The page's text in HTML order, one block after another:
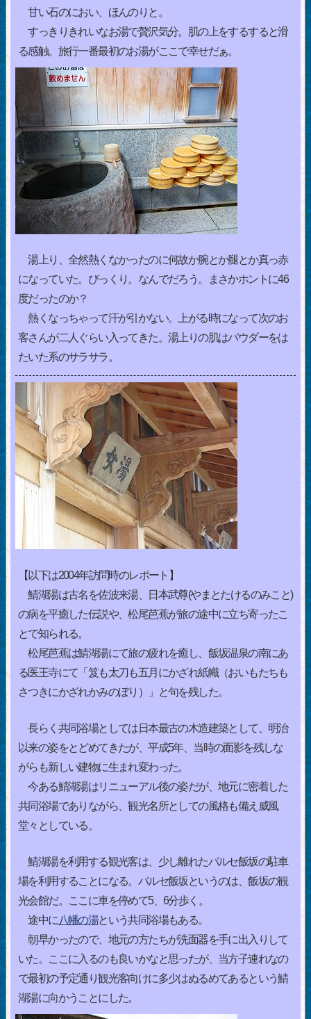
甘い石のにおい、ほんのりと。
すっきりきれいなお湯で贅沢気分。肌の上をするすると滑
る感触。旅行一番最初のお湯がここで幸せだぁ。
湯上り、全然熱くなかったのに何故か腕とか腿とか真っ赤
になっていた。びっくり。なんでだろう。まさかホントに46
度だったのか？
熱くなっちゃって汗が引かない。上がる時になって次のお
客さんが二人ぐらい入ってきた。湯上りの肌はパウダーをは
たいた系のサラサラ。
【以下は2004年訪問時のレポート】
鯖湖湯は古名を佐波来湯、日本武尊(やまとたけるのみこと)
の病を平癒した伝説や、松尾芭蕉が旅の途中に立ち寄ったこ
とで知られる。
松尾芭蕉は鯖湖湯にて旅の疲れを癒し、飯坂温泉の南にあ
る医王寺にて「笈も太刀も五月にかざれ紙幟（おいもたちも
さつきにかざれかみのぼり）」と句を残した。
長らく共同浴場としては日本最古の木造建築として、明治
以来の姿をとどめてきたが、平成5年、当時の面影を残しな
がらも新しい建物に生まれ変わった。
今ある鯖湖湯はリニューアル後の姿だが、地元に密着した
共同浴場でありながら、観光名所としての風格も備え威風
堂々としている。
鯖湖湯を利用する観光客は、少し離れたパルセ飯坂の駐車
場を利用することになる。パルセ飯坂というのは、飯坂の観
光会館だ。ここに車を停めて5、6分歩く。
途中に八幡の湯という共同浴場もある。
朝早かったので、地元の方たちが洗面器を手に出入りして
いた。ここに入るのも良いかなと思ったが、当方子連れなの
で最初の予定通り観光客向けに多少はぬるめてあるという鯖
湖湯に向かうことにした。